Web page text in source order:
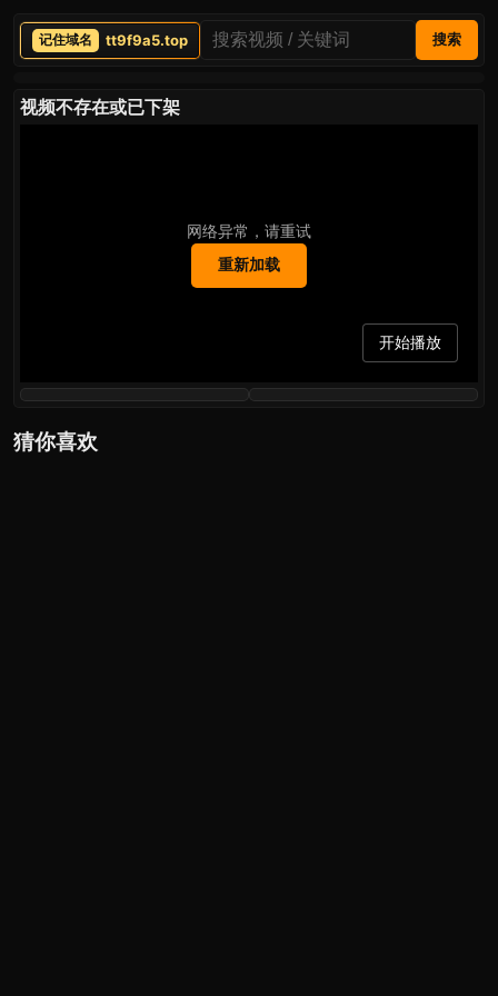
tt9f9a5.top 搜索
视频不存在或已下架
网络异常，请重试
重新加载
开始播放
猜你喜欢